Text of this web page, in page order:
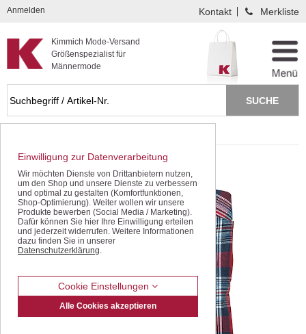
Kompletten Head der Seite überspringen
Kimmich Mode-Versand
Größenspezialist für
Männermode
Anmelden Kontakt Merkliste
Einwilligung zur Datenverarbeitung
Wir möchten Dienste von Drittanbietern nutzen,
um den Shop und unsere Dienste zu verbessern
und optimal zu gestalten (Komfortfunktionen,
Shop-Optimierung). Weiter wollen wir unsere
Produkte bewerben (Social Media / Marketing).
Dafür können Sie hier Ihre Einwilligung erteilen
und jederzeit widerrufen. Weitere Informationen
dazu finden Sie in unserer
Datenschutzerklärung.
Cookie Einstellungen
Alle Cookies akzeptieren